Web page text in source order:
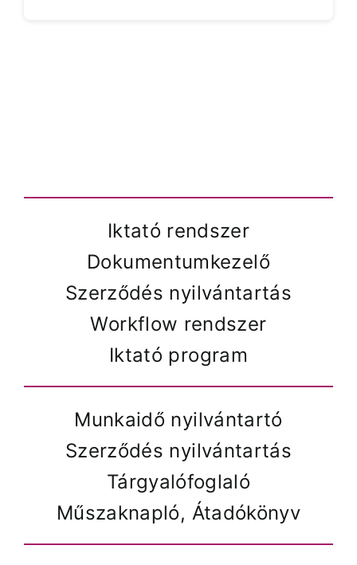
Iktató rendszer
Dokumentumkezelő
Szerződés nyilvántartás
Workflow rendszer
Iktató program
Munkaidő nyilvántartó
Szerződés nyilvántartás
Tárgyalófoglaló
Műszaknapló, Átadókönyv